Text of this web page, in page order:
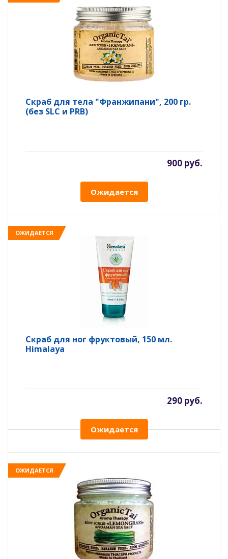
Скраб для тела "Франжипани", 200 гр.
(без SLC и PRB)
900 руб.
Ожидается
ОЖИДАЕТСЯ
Скраб для ног фруктовый, 150 мл.
Himalaya
290 руб.
Ожидается
ОЖИДАЕТСЯ